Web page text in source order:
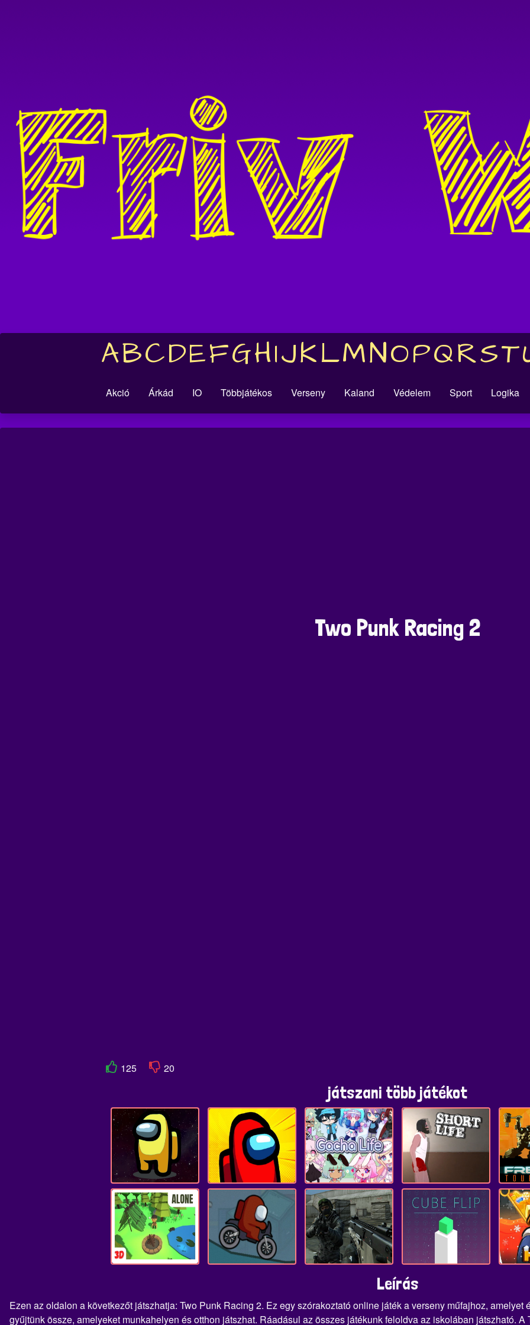
ABCDEFGHIJKLMNOPQRST
Akció Árkád IO Többjátékos Verseny Kaland Védelem Sport Logika
Two Punk Racing 2
125 20
játszani több játékot
Leírás
Ezen az oldalon a következőt játszhatja: Two Punk Racing 2. Ez egy szórakoztató online játék a verseny műfajhoz,
gyűjtünk össze, amelyeket munkahelyen és otthon játszhat. Ráadásul az összes játékunk feloldva az iskolában játszható.